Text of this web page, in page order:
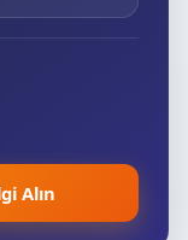
Alın